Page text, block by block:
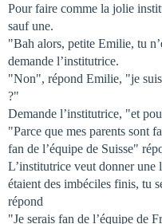
Pour faire comme la jolie
sauf une.
"Bah alors, petite Emilie, tu
demande l’institutrice.
"Non", répond Emilie, "je
?"
Demande l’institutrice, "et
"Parce que mes parents sont
fan de l’équipe de Suisse"
L’institutrice veut donner une
étaient des imbéciles finis, tu
répond
"Je serais fan de l’équipe de